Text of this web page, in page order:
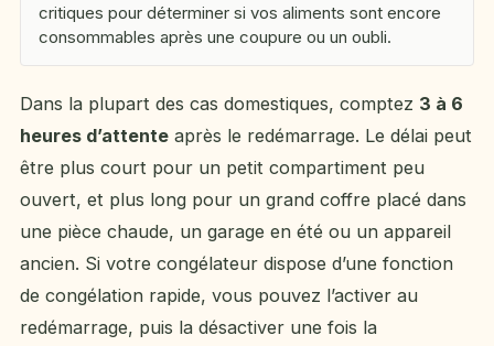
critiques pour déterminer si vos aliments sont encore
consommables après une coupure ou un oubli.
Dans la plupart des cas domestiques, comptez 3 à 6
heures d’attente après le redémarrage. Le délai peut
être plus court pour un petit compartiment peu
ouvert, et plus long pour un grand coffre placé dans
une pièce chaude, un garage en été ou un appareil
ancien. Si votre congélateur dispose d’une fonction
de congélation rapide, vous pouvez l’activer au
redémarrage, puis la désactiver une fois la